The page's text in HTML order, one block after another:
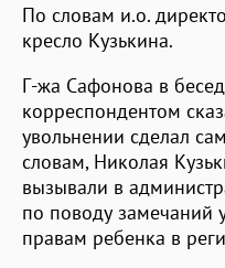
По словам и.о.
кресло Кузькина.
Г-жа Сафонова в
корреспондентом
увольнении сделал
словам, Николая
вызывали в
по поводу замечаний
правам ребенка в